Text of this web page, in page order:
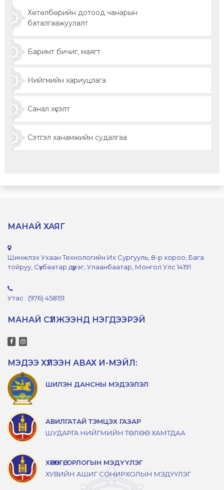
Хөтөлбөрийн дотоод чанарын
баталгаажуулалт
Баримт бичиг, маягт
Нийгмийн хариуцлага
Санал хүсэлт
Сэтгэл ханамжийн судалгаа
МАНАЙ ХАЯГ
Шинжлэх Ухаан Технологийн Их Сургууль, 8-р хороо, Бага
тойруу, Сүхбаатар дүүрэг, Улаанбаатар, Монгол Улс 14191
Утас : (976) 458151
МАНАЙ СҮЛЖЭЭНД НЭГДЭЭРЭЙ
МЭДЭЭ ХҮЛЭЭН АВАХ И-МЭЙЛ:
ШИЛЭН ДАНСНЫ МЭДЭЭЛЭЛ
АВИЛГАТАЙ ТЭМЦЭХ ГАЗАР
ШУДАРГА НИЙГМИЙН ТӨЛӨӨ ХАМТДАА
ХӨРӨНГӨ, ОРЛОГЫН МЭДҮҮЛЭГ
ХУВИЙН АШИГ СОНИРХОЛЫН МЭДҮҮЛЭГ